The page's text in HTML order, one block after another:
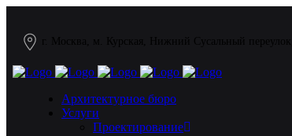
г. Москва, м. Курская, Нижний Сусальный
Архитектурное бюро
Услуги
Проектирование